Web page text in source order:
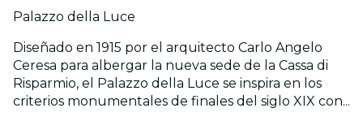
Palazzo della Luce
Diseñado en 1915 por el arquitecto Carlo Angelo
Ceresa para albergar la nueva sede de la Cassa di
Risparmio, el Palazzo della Luce se inspira en los
criterios monumentales de finales del siglo XIX con...